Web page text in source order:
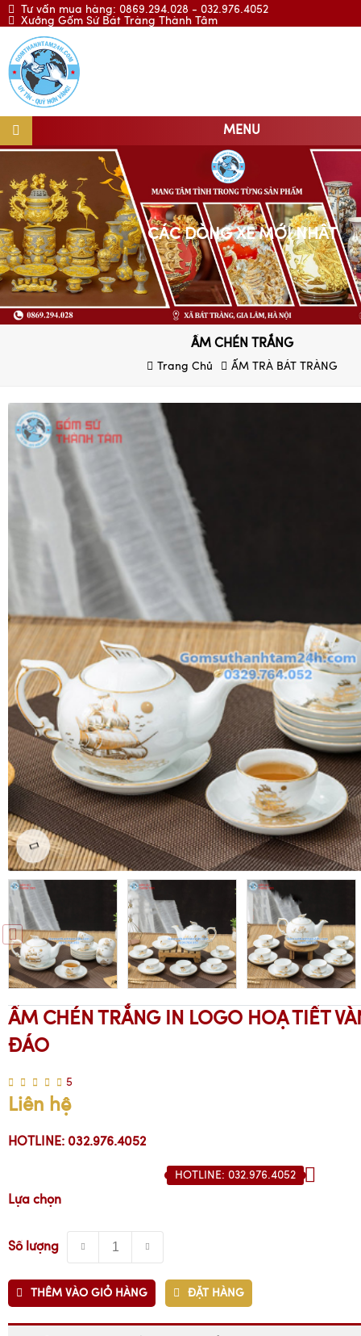
Tư vấn mua hàng: 0869.294.028 - 032.976.4052
Xưởng Gốm Sứ Bát Tràng Thành Tâm
MENU
CÁC DÒNG XE MỚI NHẤT
ẤM CHÉN TRẮNG
Trang Chủ ẤM TRÀ BÁT TRÀNG
ẤM CHÉN TRẮNG IN LOGO HOẠ TIẾT
ĐÁO
5
Liên hệ
HOTLINE: 032.976.4052
HOTLINE: 032.976.4052
Lựa chọn
Số lượng
THÊM VÀO GIỎ HÀNG ĐẶT HÀNG